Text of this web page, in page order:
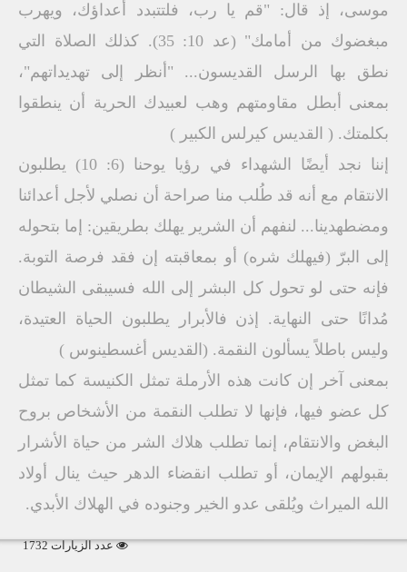
موسى، إذ قال: "قم يا رب، فلتتبدد أعداؤك، ويهرب
مبغضوك من أمامك" (عد 10: 35). كذلك الصلاة التي
نطق بها الرسل القديسون... "أنظر إلى تهديداتهم"،
بمعنى أبطل مقاومتهم وهب لعبيدك الحرية أن ينطقوا
بكلمتك. ( القديس كيرلس الكبير )
إننا نجد أيضًا الشهداء في رؤيا يوحنا (6: 10) يطلبون
الانتقام مع أنه قد طُلب منا صراحة أن نصلي لأجل أعدائنا
ومضطهدينا... لنفهم أن الشرير يهلك بطريقين: إما بتحوله
إلى البرّ (فيهلك شره) أو بمعاقبته إن فقد فرصة التوبة.
فإنه حتى لو تحول كل البشر إلى الله فسيبقى الشيطان
مُدانًا حتى النهاية. إذن فالأبرار يطلبون الحياة العتيدة،
وليس باطلاً يسألون النقمة. (القديس أغسطينوس )
بمعنى آخر إن كانت هذه الأرملة تمثل الكنيسة كما تمثل
كل عضو فيها، فإنها لا تطلب النقمة من الأشخاص بروح
البغض والانتقام، إنما تطلب هلاك الشر من حياة الأشرار
بقبولهم الإيمان، أو تطلب انقضاء الدهر حيث ينال أولاد
الله الميراث ويُلقى عدو الخير وجنوده في الهلاك الأبدي.
عدد الزيارات 1732